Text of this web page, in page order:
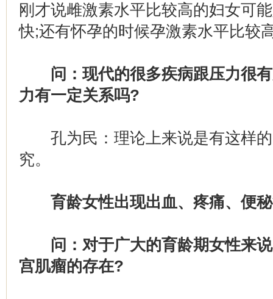
刚才说雌激素水平比较高的妇女可
快;还有怀孕的时候孕激素水平比较
问：现代的很多疾病跟压力很
力有一定关系吗?
孔为民：理论上来说是有这样的
究。
育龄女性出现出血、疼痛、便
问：对于广大的育龄期女性来
宫肌瘤的存在?